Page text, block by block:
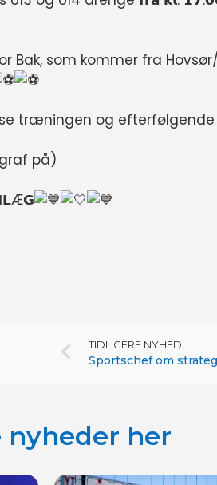
Bak, som kommer fra
træningen og
på)
TIDLIGERE NYHED
Sportschef om
nyheder her